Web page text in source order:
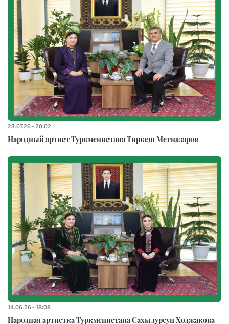
23.07.26 - 20:02
Народный артист Туркменистана Тиркеш Мeтназаров
14.06.26 - 18:08
Народная артистка Туркменистана Сахыдурсун Ходжакова